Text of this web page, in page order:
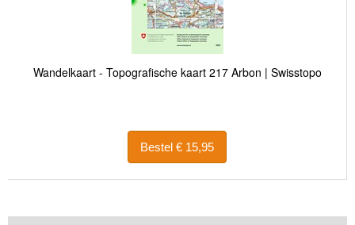
Wandelkaart - Topografische kaart 217 Arbon | Swisstopo
Bestel € 15,95